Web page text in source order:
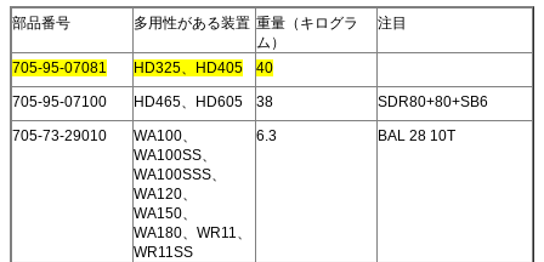
部品番号 多用性がある装置 重量（キログラ
ム）
注目
705-95-07081 HD325、HD405
40
705-95-07100
HD465、HD605 38
SDR80+80+SB6
705-73-29010
WA100、
WA100SS、
WA100SSS、
WA120、
WA150、
WA180、WR11、
WR11SS
6.3 BAL 28 10T